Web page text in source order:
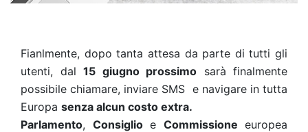
Fianlmente, dopo tanta attesa da parte di tutti gli
utenti, dal 15 giugno prossimo sarà finalmente
possibile chiamare, inviare SMS e navigare in tutta
Europa senza alcun costo extra.
Parlamento, Consiglioe Commissione europea